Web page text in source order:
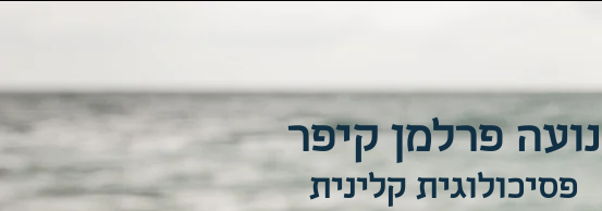
נועה פרלמן קיפר
פסיכולוגית קלינית